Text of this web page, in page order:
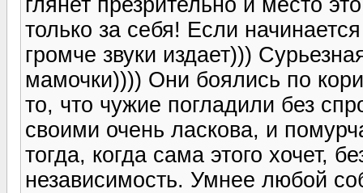
только за себя! Если
громче звуки издает)))
мамочки)))) Они боялись по
то, что чужие погладили без
своими очень ласкова, и
тогда, когда сама этого хочет,
независимость. Умнее любой